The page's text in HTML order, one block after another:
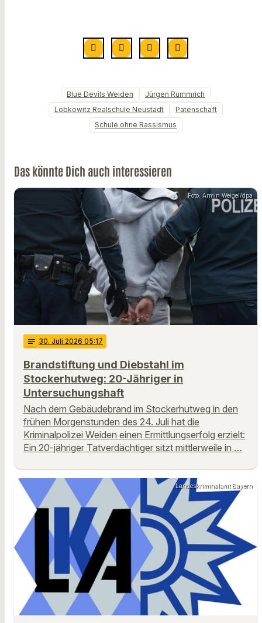
Blue Devils Weiden
Jürgen Rummrich
Lobkowitz Realschule Neustadt
Patenschaft
Schule ohne Rassismus
Das könnte Dich auch interessieren
Foto: Armin Weigel/dpa
notes 30. Juli 2026 05:17
Brandstiftung und Diebstahl im
Stockerhutweg: 20-Jähriger in
Untersuchungshaft
Nach dem Gebäudebrand im Stockerhutweg in den
frühen Morgenstunden des 24. Juli hat die
Kriminalpolizei Weiden einen Ermittlungserfolg erzielt:
Ein 20-jähriger Tatverdächtiger sitzt mittlerweile in …
Landeskriminalamt Bayern